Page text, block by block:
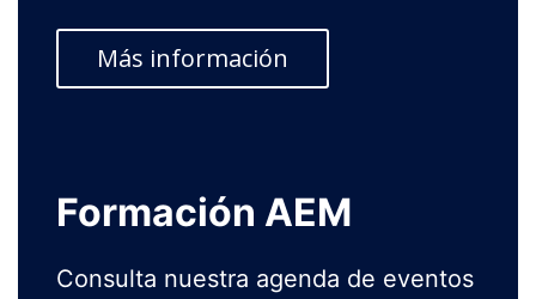
Más información
Formación AEM
Consulta nuestra agenda de eventos